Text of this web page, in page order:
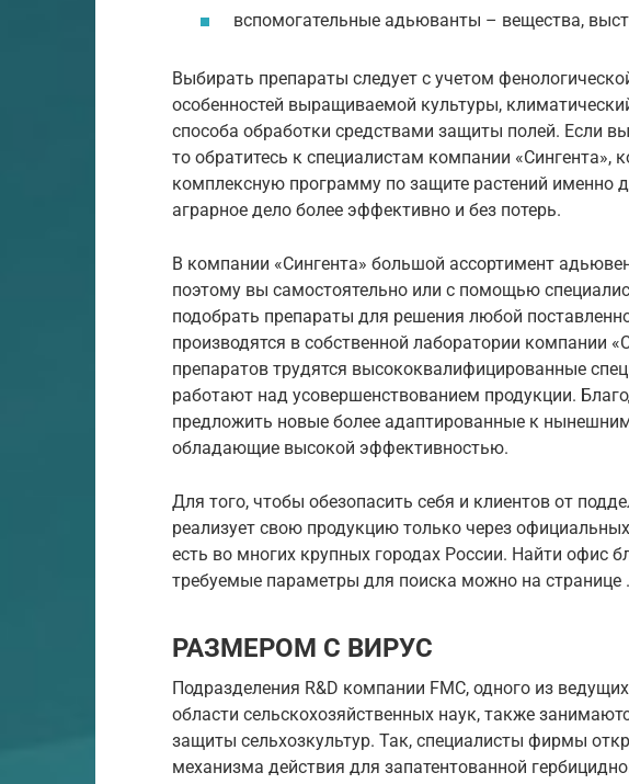
вспомогательные адьюванты – вещества,
Выбирать препараты следует с учетом
особенностей выращиваемой культуры,
способа обработки средствами защиты полей. Если
то обратитесь к специалистам компании «Сингента»,
комплексную программу по защите растений именно
аграрное дело более эффективно и без потерь.
В компании «Сингента» большой ассортимент
поэтому вы самостоятельно или с помощью
подобрать препараты для решения любой
производятся в собственной лаборатории компании
препаратов трудятся высококвалифицированные
работают над усовершенствованием продукции.
предложить новые более адаптированные к
обладающие высокой эффективностью.
Для того, чтобы обезопасить себя и клиентов от
реализует свою продукцию только через
есть во многих крупных городах России. Найти офис
требуемые параметры для поиска можно на странице .
РАЗМЕРОМ С ВИРУС
Подразделения R&D компании FMC, одного из
области сельскохозяйственных наук, также
защиты сельхозкультур. Так, специалисты фирмы
механизма действия для запатентованной